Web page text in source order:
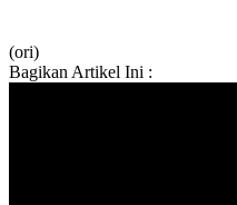
(ori)
Bagikan Artikel Ini :